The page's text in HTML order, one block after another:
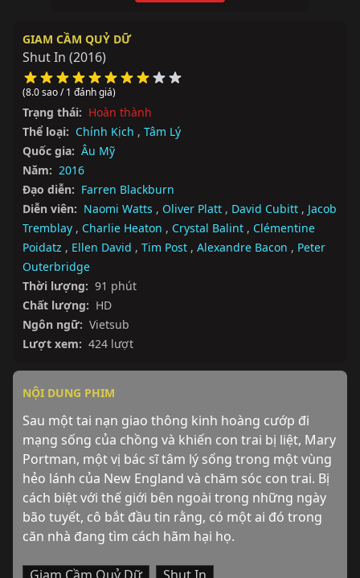
GIAM CẦM QUỶ DỮ
Shut In (2016)
(8.0 sao / 1 đánh giá)
Trạng thái: Hoàn thành
Thể loại: Chính Kịch , Tâm Lý
Quốc gia: Âu Mỹ
Năm: 2016
Đạo diễn: Farren Blackburn
Diễn viên: Naomi Watts , Oliver Platt , David Cubitt , Jacob
Tremblay , Charlie Heaton , Crystal Balint , Clémentine
Poidatz , Ellen David , Tim Post , Alexandre Bacon , Peter
Outerbridge
Thời lượng: 91 phút
Chất lượng: HD
Ngôn ngữ: Vietsub
Lượt xem: 424 lượt
NỘI DUNG PHIM
Sau một tai nạn giao thông kinh hoàng cướp đi
mạng sống của chồng và khiến con trai bị liệt, Mary
Portman, một vị bác sĩ tâm lý sống trong một vùng
hẻo lánh của New England và chăm sóc con trai. Bị
cách biệt với thế giới bên ngoài trong những ngày
bão tuyết, cô bắt đầu tin rằng, có một ai đó trong
căn nhà đang tìm cách hãm hại họ.